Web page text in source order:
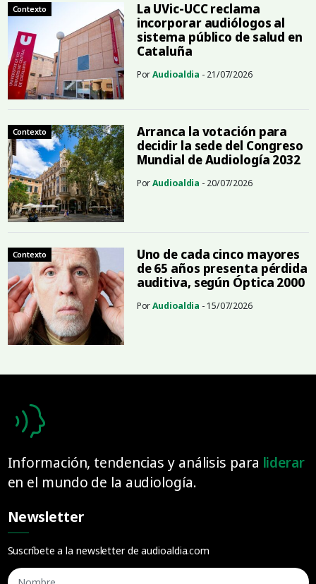
Contexto
La UVic-UCC reclama
incorporar audiólogos al
sistema público de salud en
Cataluña
PorAudioaldia - 21/07/2026
Contexto
Arranca la votación para
decidir la sede del Congreso
Mundial de Audiología 2032
PorAudioaldia - 20/07/2026
Contexto
Uno de cada cinco mayores
de 65 años presenta pérdida
auditiva, según Óptica 2000
PorAudioaldia - 15/07/2026
Información, tendencias y análisis para liderar
en el mundo de la audiología.
Newsletter
Suscríbete a la newsletter de audioaldia.com